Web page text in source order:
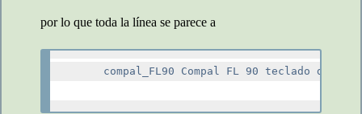
por lo que toda la línea se parece a
compal_FL90 Compal FL 90 teclado del